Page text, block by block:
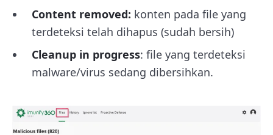
Content removed: konten pada file yang
terdeteksi telah dihapus (sudah bersih)
Cleanup in progress: file yang terdeteksi
malware/virus sedang dibersihkan.